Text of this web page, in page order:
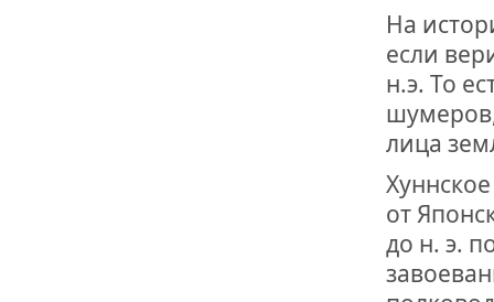
На
если
н.э. То
лица
от
до н. э.